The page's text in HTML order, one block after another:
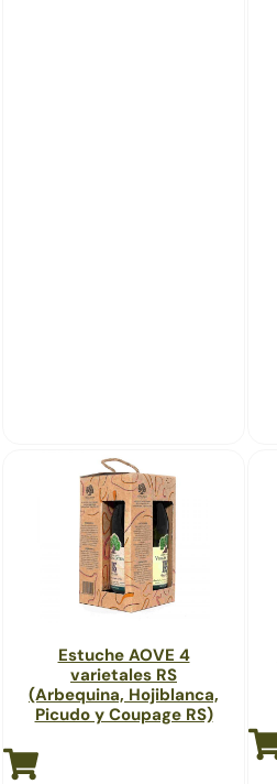
Estuche AOVE 4
varietales RS
(Arbequina, Hojiblanca,
Picudo y Coupage RS)